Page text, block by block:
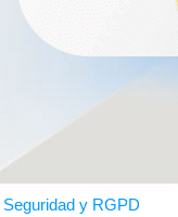
Seguridad y RGPD